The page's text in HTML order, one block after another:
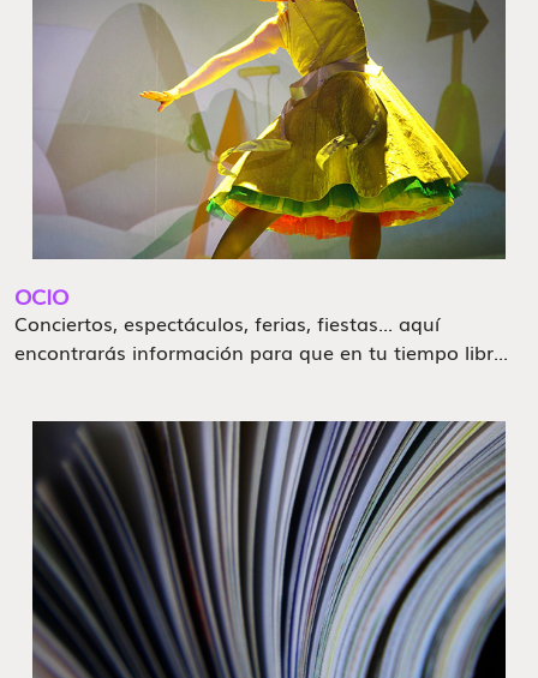
OCIO
Conciertos, espectáculos, ferias, fiestas... aquí
encontrarás información para que en tu tiempo libr...